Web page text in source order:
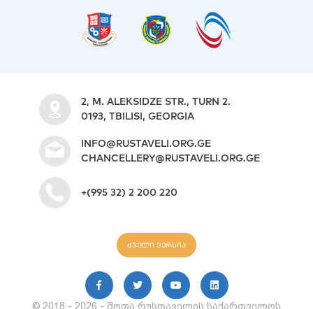
© 2018 - 2026 - შოთა რუსთაველის საქართველოს
2, M. ALEKSIDZE STR., TURN 2.
0193, TBILISI, GEORGIA
INFO@RUSTAVELI.ORG.GE
CHANCELLERY@RUSTAVELI.ORG.GE
+(995 32) 2 200 220
ძველი ვერსია